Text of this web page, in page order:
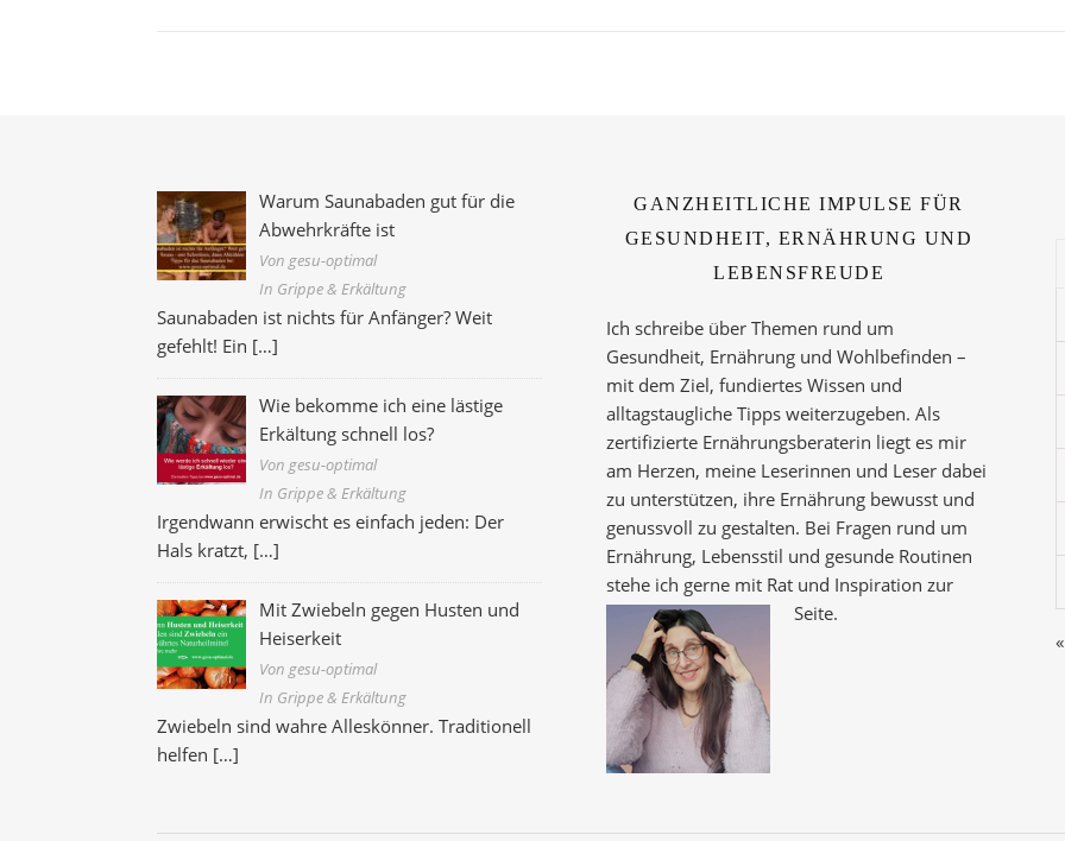
Warum Saunabaden gut für die
Abwehrkräfte ist
Von gesu-optimal
In Grippe & Erkältung
Saunabaden ist nichts für Anfänger? Weit
gefehlt! Ein […]
Wie bekomme ich eine lästige
Erkältung schnell los?
Von gesu-optimal
In Grippe & Erkältung
Irgendwann erwischt es einfach jeden: Der
Hals kratzt, […]
Mit Zwiebeln gegen Husten und
Heiserkeit
Von gesu-optimal
In Grippe & Erkältung
Zwiebeln sind wahre Alleskönner. Traditionell
helfen […]
GANZHEITLICHE IMPULSE FÜR
GESUNDHEIT, ERNÄHRUNG UND
LEBENSFREUDE
Ich schreibe über Themen rund um
Gesundheit, Ernährung und Wohlbefinden –
mit dem Ziel, fundiertes Wissen und
alltagstaugliche Tipps weiterzugeben. Als
zertifizierte Ernährungsberaterin liegt es mir
am Herzen, meine Leserinnen und Leser dabei
zu unterstützen, ihre Ernährung bewusst und
genussvoll zu gestalten. Bei Fragen rund um
Ernährung, Lebensstil und gesunde Routinen
stehe ich gerne mit Rat und Inspiration zur
Seite.